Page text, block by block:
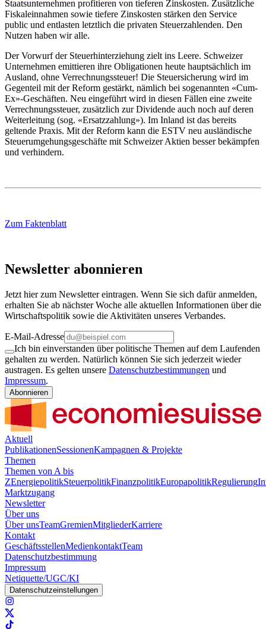
Staatsunternehmen profitieren von tieferen Zinskosten. Zusätzliche
Fiskaleinnahmen sowie tiefere Zinskosten stärken den Service
public und entlasten letztlich die privaten Steuerzahlenden. Den
Nutzen haben wir alle.
Der Vorwurf der Steuerhinterziehung zielt ins Leere. Schweizer
Unternehmen emittieren ihre Obligationen heute hauptsächlich im
Ausland, ohne Verrechnungssteuer! Die Steuersicherung wird im
Gegenteil mit der Reform gestärkt, nämlich bei sogenannten «Cum-
Ex»-Geschäften. Neu eingeführt wird in diesen Fällen eine zweite
Verrechnungssteuer, zusätzlich zur Dividende auch noch auf deren
Weiterleitung (sog. «Ersatzzahlung»). Im Inland ist das bereits
geltende Praxis. Mit der Reform kann die ESTV neu ausländische
Steuerumgehungsgeschäfte mit Schweizer Aktien besser bekämpfen
und verhindern.
Zum Faktenblatt
Newsletter abonnieren
Jetzt hier zum Newsletter eintragen. Wenn Sie sich dafür anmelden,
erhalten Sie ab nächster Woche alle aktuellen Informationen über die
Wirtschaftspolitik sowie die Aktivitäten unseres Verbandes.
E-Mail-Adresse
Ich bin einverstanden über politische Themen auf dem Laufenden
gehalten zu werden. Natürlich können Sie sich jederzeit wieder
austragen. Es gelten unsere Datenschutzbestimmungen und
Impressum.
Abonnieren
Aktuell
PublikationenSessionenKampagnen & Projekte
Themen
Themen von A bis
ZEnergiepolitikSteuerpolitikFinanzpolitikEuropapolitikRegulierung
Marktzugang
Newsletter
Über uns
Über unsTeamGremienMitgliederKarriere
Kontakt
GeschäftsstellenMedienkontaktTeam
Datenschutzbestimmung
Impressum
Netiquette/UGC/KI
Datenschutzeinstellungen